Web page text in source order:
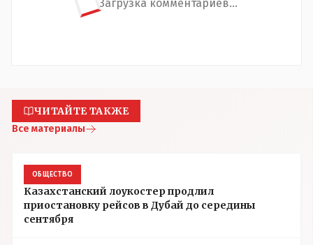
Загрузка комментариев...
ЧИТАЙТЕ ТАКЖЕ
Все материалы
ОБЩЕСТВО
Казахстанский лоукостер продлил
приостановку рейсов в Дубай до середины
сентября